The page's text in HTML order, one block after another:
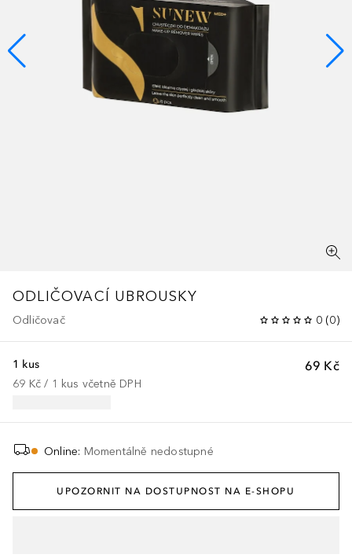
ODLIČOVACÍ UBROUSKY
Odličovač 0 (0)
69 Kč
1 kus
69 Kč / 1 kus včetně DPH
Online: Momentálně nedostupné
UPOZORNIT NA DOSTUPNOST NA E-SHOPU